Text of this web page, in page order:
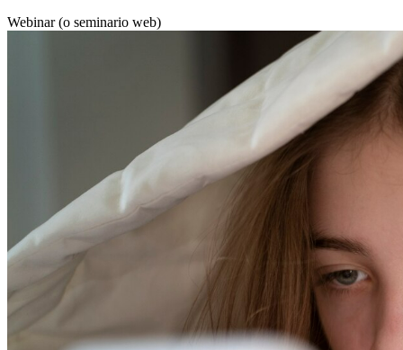
Webinar (o seminario web)